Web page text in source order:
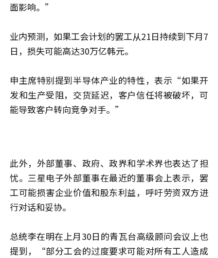
面影响。”
业内预测，如果工会计划的罢工从21日持续到下月7
日，损失可能高达30万亿韩元。
申主席特别提到半导体产业的特性，表示“如果开
发和生产受阻，交货延迟，客户信任将被破坏，可
能导致客户转向竞争对手。”
此外，外部董事、政府、政界和学术界也表达了担
忧。三星电子外部董事在最近的董事会上表示，罢
工可能损害企业价值和股东利益，呼吁劳资双方进
行对话和妥协。
总统李在明在上月30日的青瓦台高级顾问会议上也
提到，“部分工会的过度要求可能对所有工人造成